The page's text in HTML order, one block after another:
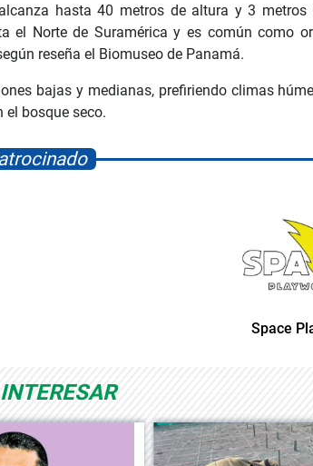
hasta 40 metros de altura y 3 metros
el Norte de Suramérica y es común como
reseña el Biomuseo de Panamá.
bajas y medianas, prefiriendo climas
el bosque seco.
Space Playworld